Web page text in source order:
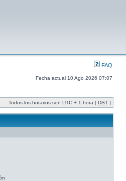
FAQ
Fecha actual 10 Ago 2026 07:07
Todos los horarios son UTC + 1 hora [ DST ]